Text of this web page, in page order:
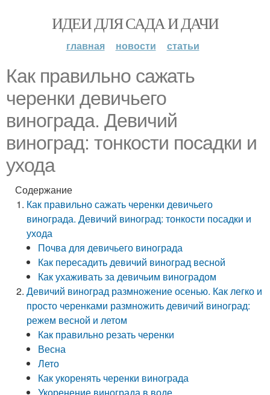
ИДЕИ ДЛЯ САДА И ДАЧИ
главная новости статьи
Как правильно сажать
черенки девичьего
винограда. Девичий
виноград: тонкости посадки и
ухода
Содержание
Как правильно сажать черенки девичьего
винограда. Девичий виноград: тонкости посадки и
ухода
Почва для девичьего винограда
Как пересадить девичий виноград весной
Как ухаживать за девичьим виноградом
Девичий виноград размножение осенью. Как легко и
просто черенками размножить девичий виноград:
режем весной и летом
Как правильно резать черенки
Весна
Лето
Как укоренять черенки винограда